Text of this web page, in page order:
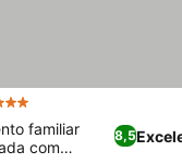
8,5
familiar
com